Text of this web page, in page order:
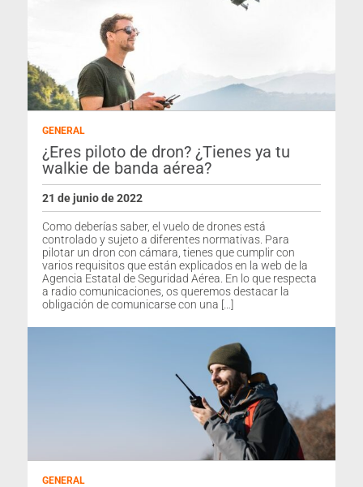
GENERAL
¿Eres piloto de dron? ¿Tienes ya tu
walkie de banda aérea?
21 de junio de 2022
Como deberías saber, el vuelo de drones está
controlado y sujeto a diferentes normativas. Para
pilotar un dron con cámara, tienes que cumplir con
varios requisitos que están explicados en la web de la
Agencia Estatal de Seguridad Aérea. En lo que respecta
a radio comunicaciones, os queremos destacar la
obligación de comunicarse con una […]
GENERAL